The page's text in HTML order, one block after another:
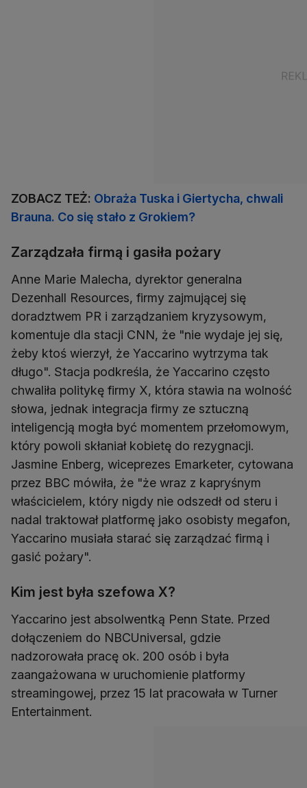
ZOBACZ TEŻ: Obraża Tuska i Giertycha, chwali
Brauna. Co się stało z Grokiem?
Zarządzała firmą i gasiła pożary
Anne Marie Malecha, dyrektor generalna
Dezenhall Resources, firmy zajmującej się
doradztwem PR i zarządzaniem kryzysowym,
komentuje dla stacji CNN, że "nie wydaje jej się,
żeby ktoś wierzył, że Yaccarino wytrzyma tak
długo". Stacja podkreśla, że Yaccarino często
chwaliła politykę firmy X, która stawia na wolność
słowa, jednak integracja firmy ze sztuczną
inteligencją mogła być momentem przełomowym,
który powoli skłaniał kobietę do rezygnacji.
Jasmine Enberg, wiceprezes Emarketer, cytowana
przez BBC mówiła, że "że wraz z kapryśnym
właścicielem, który nigdy nie odszedł od steru i
nadal traktował platformę jako osobisty megafon,
Yaccarino musiała starać się zarządzać firmą i
gasić pożary".
Kim jest była szefowa X?
Yaccarino jest absolwentką Penn State. Przed
dołączeniem do NBCUniversal, gdzie
nadzorowała pracę ok. 200 osób i była
zaangażowana w uruchomienie platformy
streamingowej, przez 15 lat pracowała w Turner
Entertainment.